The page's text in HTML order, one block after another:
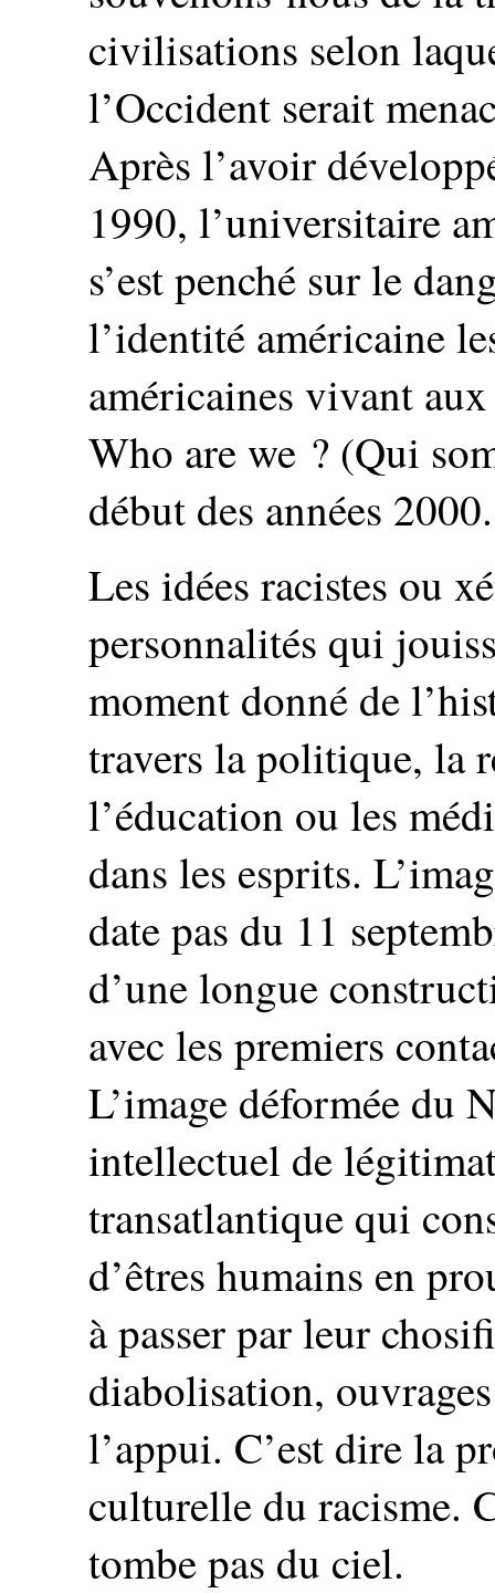
civilisations selon
l’Occident serait
Après l’avoir
1990, l’universitaire
s’est penché sur le
l’identité américaine
américaines vivant
Who are we ? (Qui
début des années 2000.
Les idées racistes ou
personnalités qui
moment donné de
travers la politique, la
l’éducation ou les
dans les esprits.
date pas du 11
d’une longue
avec les premiers
L’image déformée du
intellectuel de
transatlantique qui
d’êtres humains en
à passer par leur
diabolisation,
l’appui. C’est dire la
culturelle du racisme.
tombe pas du ciel.